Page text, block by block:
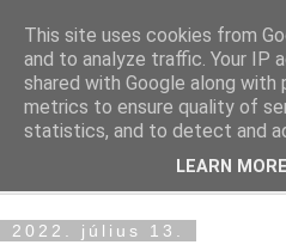
Egy techember blogja a
2022. július 13.
This site uses cookies from
and to analyze traffic. Your IP
shared with Google along
metrics to ensure quality of
statistics, and to detect and
LEARN MORE